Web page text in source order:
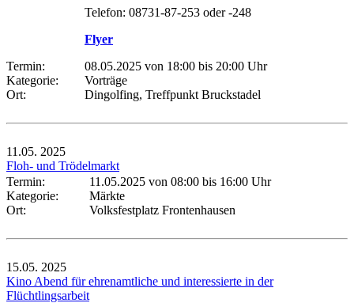
Telefon: 08731-87-253 oder -248
Flyer
Termin:
08.05.2025 von 18:00 bis 20:00 Uhr
Kategorie:
Vorträge
Ort:
Dingolfing, Treffpunkt Bruckstadel
11.05. 2025
Floh- und Trödelmarkt
Termin:
11.05.2025 von 08:00 bis 16:00 Uhr
Kategorie:
Märkte
Ort:
Volksfestplatz Frontenhausen
15.05. 2025
Kino Abend für ehrenamtliche und interessierte in der
Flüchtlingsarbeit